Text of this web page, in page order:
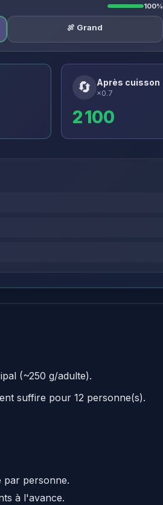
100%
🍖 Grand
🔄 Après cuisson
×0.7
2 100
(~250 g/adulte).
suffire pour 12 personne(s).
personne.
à l'avance.